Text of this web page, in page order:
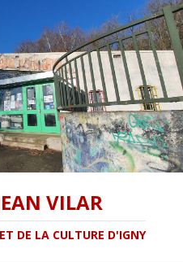
VILAR
DE LA CULTURE D'IGNY